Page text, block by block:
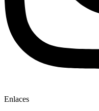
Enlaces